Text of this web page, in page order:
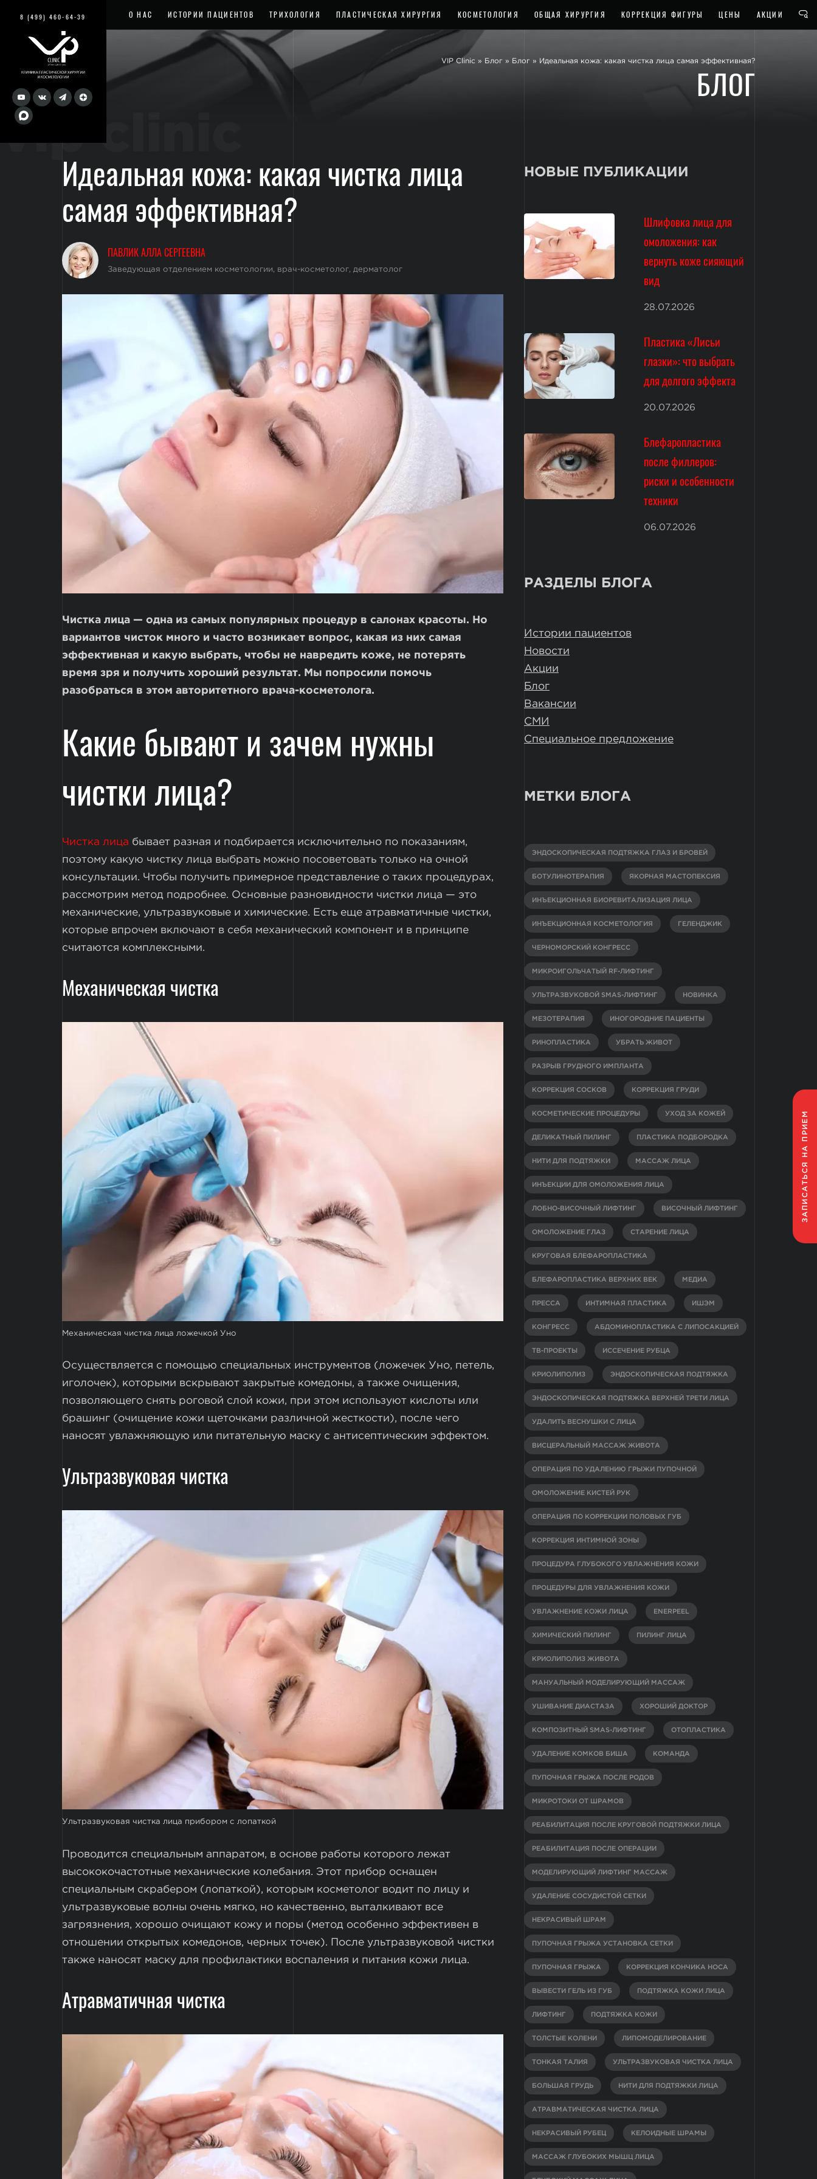
8 (499) 460-64-39
vip clinic
О НАС ИСТОРИИ ПАЦИЕНТОВ ТРИХОЛОГИЯ ПЛАСТИЧЕСКАЯ ХИРУРГИЯ КОСМЕТОЛОГИЯ ОБЩАЯ ХИРУРГИЯ КОРРЕКЦИЯ ФИГУРЫ ЦЕНЫ АКЦИИ
ЗАПИСАТЬСЯ
НА ПРИЕМ
VIP Clinic » Блог » Блог » Идеальная кожа: какая чистка лица самая эффективная?
БЛОГ
Идеальная кожа: какая чистка лица
самая эффективная?
ПАВЛИК АЛЛА СЕРГЕЕВНА
Заведующая отделением косметологии, врач-косметолог, дерматолог
Чистка лица — одна из самых популярных процедур в салонах красоты. Но
вариантов чисток много и часто возникает вопрос, какая из них самая
эффективная и какую выбрать, чтобы не навредить коже, не потерять
время зря и получить хороший результат. Мы попросили помочь
разобраться в этом авторитетного врача-косметолога.
Какие бывают и зачем нужны
чистки лица?
Чистка лица бывает разная и подбирается исключительно по показаниям,
поэтому какую чистку лица выбрать можно посоветовать только на очной
консультации. Чтобы получить примерное представление о таких процедурах,
рассмотрим метод подробнее. Основные разновидности чистки лица — это
механические, ультразвуковые и химические. Есть еще атравматичные чистки,
которые впрочем включают в себя механический компонент и в принципе
считаются комплексными.
Механическая чистка
Механическая чистка лица ложечкой Уно
Осуществляется с помощью специальных инструментов (ложечек Уно, петель,
иголочек), которыми вскрывают закрытые комедоны, а также очищения,
позволяющего снять роговой слой кожи, при этом используют кислоты или
брашинг (очищение кожи щеточками различной жесткости), после чего
наносят увлажняющую или питательную маску с антисептическим эффектом.
Ультразвуковая чистка
Ультразвуковая чистка лица прибором с лопаткой
Проводится специальным аппаратом, в основе работы которого лежат
высококочастотные механические колебания. Этот прибор оснащен
специальным скрабером (лопаткой), которым косметолог водит по лицу и
ультразвуковые волны очень мягко, но качественно, выталкивают все
загрязнения, хорошо очищают кожу и поры (метод особенно эффективен в
отношении открытых комедонов, черных точек). После ультразвуковой чистки
также наносят маску для профилактики воспаления и питания кожи лица.
Атравматичная чистка
НОВЫЕ ПУБЛИКАЦИИ
Шлифовка лица для
омоложения: как
вернуть коже сияющий
вид
28.07.2026
Пластика «Лисьи
глазки»: что выбрать
для долгого эффекта
20.07.2026
Блефаропластика
после филлеров:
риски и особенности
техники
06.07.2026
РАЗДЕЛЫ БЛОГА
Истории пациентов
Новости
Акции
Блог
Вакансии
СМИ
Специальное предложение
МЕТКИ БЛОГА
ЭНДОСКОПИЧЕСКАЯ ПОДТЯЖКА ГЛАЗ И БРОВЕЙ
БОТУЛИНОТЕРАПИЯ ЯКОРНАЯ МАСТОПЕКСИЯ
ИНЪЕКЦИОННАЯ БИОРЕВИТАЛИЗАЦИЯ ЛИЦА
ИНЪЕКЦИОННАЯ КОСМЕТОЛОГИЯ ГЕЛЕНДЖИК
ЧЕРНОМОРСКИЙ КОНГРЕСС
МИКРОИГОЛЬЧАТЫЙ RF-ЛИФТИНГ
УЛЬТРАЗВУКОВОЙ SMAS-ЛИФТИНГ НОВИНКА
МЕЗОТЕРАПИЯ ИНОГОРОДНИЕ ПАЦИЕНТЫ
РИНОПЛАСТИКА УБРАТЬ ЖИВОТ
РАЗРЫВ ГРУДНОГО ИМПЛАНТА
КОРРЕКЦИЯ СОСКОВ КОРРЕКЦИЯ ГРУДИ
КОСМЕТИЧЕСКИЕ ПРОЦЕДУРЫ УХОД ЗА КОЖЕЙ
ДЕЛИКАТНЫЙ ПИЛИНГ ПЛАСТИКА ПОДБОРОДКА
НИТИ ДЛЯ ПОДТЯЖКИ МАССАЖ ЛИЦА
ИНЪЕКЦИИ ДЛЯ ОМОЛОЖЕНИЯ ЛИЦА
ЛОБНО-ВИСОЧНЫЙ ЛИФТИНГ ВИСОЧНЫЙ ЛИФТИНГ
ОМОЛОЖЕНИЕ ГЛАЗ СТАРЕНИЕ ЛИЦА
КРУГОВАЯ БЛЕФАРОПЛАСТИКА
БЛЕФАРОПЛАСТИКА ВЕРХНИХ ВЕК МЕДИА
ПРЕССА ИНТИМНАЯ ПЛАСТИКА ИШЭМ
КОНГРЕСС АБДОМИНОПЛАСТИКА С ЛИПОСАКЦИЕЙ
ТВ-ПРОЕКТЫ ИССЕЧЕНИЕ РУБЦА
КРИОЛИПОЛИЗ ЭНДОСКОПИЧЕСКАЯ ПОДТЯЖКА
ЭНДОСКОПИЧЕСКАЯ ПОДТЯЖКА ВЕРХНЕЙ ТРЕТИ ЛИЦА
УДАЛИТЬ ВЕСНУШКИ С ЛИЦА
ВИСЦЕРАЛЬНЫЙ МАССАЖ ЖИВОТА
ОПЕРАЦИЯ ПО УДАЛЕНИЮ ГРЫЖИ ПУПОЧНОЙ
ОМОЛОЖЕНИЕ КИСТЕЙ РУК
ОПЕРАЦИЯ ПО КОРРЕКЦИИ ПОЛОВЫХ ГУБ
КОРРЕКЦИЯ ИНТИМНОЙ ЗОНЫ
ПРОЦЕДУРА ГЛУБОКОГО УВЛАЖНЕНИЯ КОЖИ
ПРОЦЕДУРЫ ДЛЯ УВЛАЖНЕНИЯ КОЖИ
УВЛАЖНЕНИЕ КОЖИ ЛИЦА ENERPEEL
ХИМИЧЕСКИЙ ПИЛИНГ ПИЛИНГ ЛИЦА
КРИОЛИПОЛИЗ ЖИВОТА
МАНУАЛЬНЫЙ МОДЕЛИРУЮЩИЙ МАССАЖ
УШИВАНИЕ ДИАСТАЗА ХОРОШИЙ ДОКТОР
КОМПОЗИТНЫЙ SMAS-ЛИФТИНГ ОТОПЛАСТИКА
УДАЛЕНИЕ КОМКОВ БИША КОМАНДА
ПУПОЧНАЯ ГРЫЖА ПОСЛЕ РОДОВ
МИКРОТОКИ ОТ ШРАМОВ
РЕАБИЛИТАЦИЯ ПОСЛЕ КРУГОВОЙ ПОДТЯЖКИ ЛИЦА
РЕАБИЛИТАЦИЯ ПОСЛЕ ОПЕРАЦИИ
МОДЕЛИРУЮЩИЙ ЛИФТИНГ МАССАЖ
УДАЛЕНИЕ СОСУДИСТОЙ СЕТКИ
НЕКРАСИВЫЙ ШРАМ
ПУПОЧНАЯ ГРЫЖА УСТАНОВКА СЕТКИ
ПУПОЧНАЯ ГРЫЖА КОРРЕКЦИЯ КОНЧИКА НОСА
ВЫВЕСТИ ГЕЛЬ ИЗ ГУБ ПОДТЯЖКА КОЖИ ЛИЦА
ЛИФТИНГ ПОДТЯЖКА КОЖИ
ТОЛСТЫЕ КОЛЕНИ ЛИПОМОДЕЛИРОВАНИЕ
ТОНКАЯ ТАЛИЯ УЛЬТРАЗВУКОВАЯ ЧИСТКА ЛИЦА
БОЛЬШАЯ ГРУДЬ НИТИ ДЛЯ ПОДТЯЖКИ ЛИЦА
АТРАВМАТИЧЕСКАЯ ЧИСТКА ЛИЦА
НЕКРАСИВЫЙ РУБЕЦ КЕЛОИДНЫЕ ШРАМЫ
МАССАЖ ГЛУБОКИХ МЫШЦ ЛИЦА